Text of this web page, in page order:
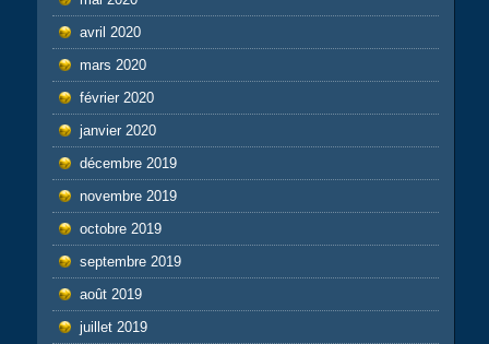
avril 2020
mars 2020
février 2020
janvier 2020
décembre 2019
novembre 2019
octobre 2019
septembre 2019
août 2019
juillet 2019